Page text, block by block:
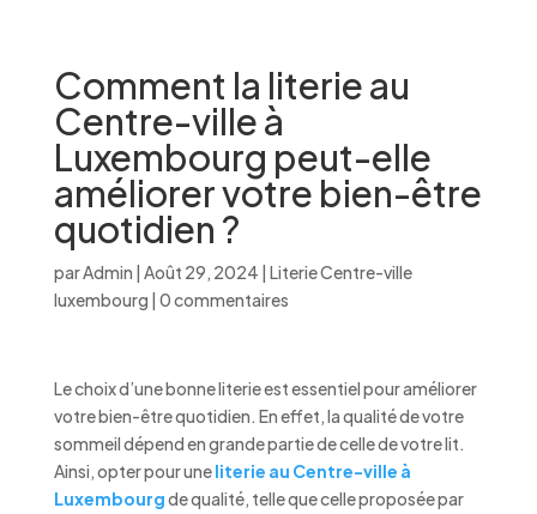
Comment la literie au
Centre-ville à
Luxembourg peut-elle
améliorer votre bien-être
quotidien ?
parAdmin | Août 29, 2024 | Literie Centre-ville
luxembourg | 0 commentaires
Le choix d’une bonne literie est essentiel pour améliorer
votre bien-être quotidien. En effet, la qualité de votre
sommeil dépend en grande partie de celle de votre lit.
Ainsi, opter pour uneliterie au Centre-ville à
Luxembourgde qualité, telle que celle proposée par